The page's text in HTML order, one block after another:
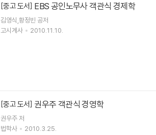
[중고 도서] EBS 공인노무사 객관식 경제학
김영식,황정빈 공저
고시계사
2010.11.10.
[중고 도서] 권우주 객관식 경영학
권우주 저
법학사
2010.3.25.